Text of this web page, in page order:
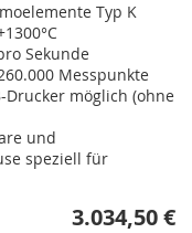
Typ K
Sekunde
Messpunkte
Drucker möglich (ohne
und
speziell für
3.034,50 €